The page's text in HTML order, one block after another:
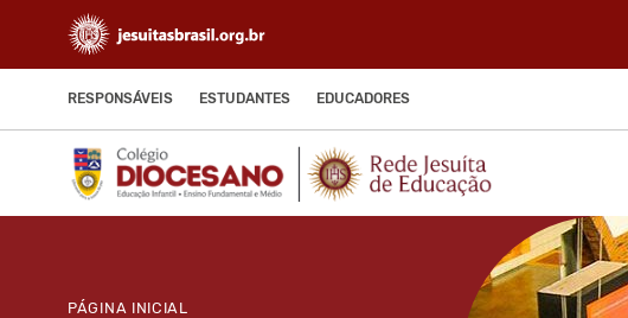
RESPONSÁVEIS ESTUDANTES EDUCADORES
PÁGINA INICIAL